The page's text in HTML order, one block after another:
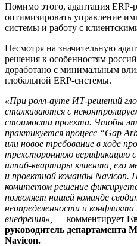
Помимо этого, адаптация ERP-
оптимизировать управление
системы и работу с
Несмотря на значительную
решения к особенностям
доработано с минимальным
глобальной ERP-системы.
«При ролл-ауте ИТ-решений
сталкиваются с
стоимости проекта. Чтобы
практикуется процесс “Gap
или новое требование в ходе
трехстороннюю верификацию
штаб-квартиры клиента, его
и проектной команды Navicon.
комитетом решение
позволяет нашей команде
неопределенности и
внедрения», — комментирует
руководитель департамента
Navicon.